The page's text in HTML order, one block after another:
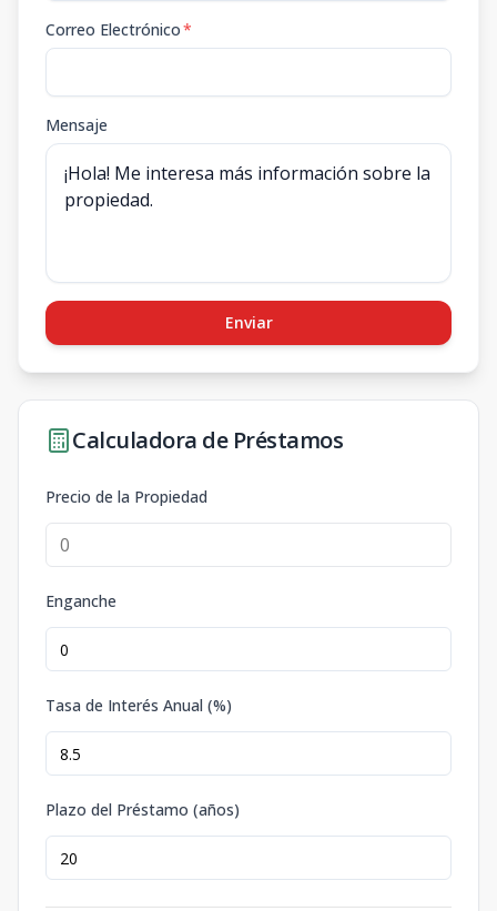
Correo Electrónico*
Mensaje
Enviar
Calculadora de Préstamos
Precio de la Propiedad
Enganche
Tasa de Interés Anual (%)
Plazo del Préstamo (años)